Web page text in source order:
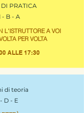
PRATICA
- B - A
L'ISTRUTTORE A VOI
PER VOLTA
ALLE 17:30
di teoria
D - E